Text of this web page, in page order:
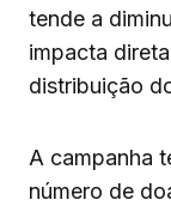
tende a
impacta
distribuição
A campanha
número de